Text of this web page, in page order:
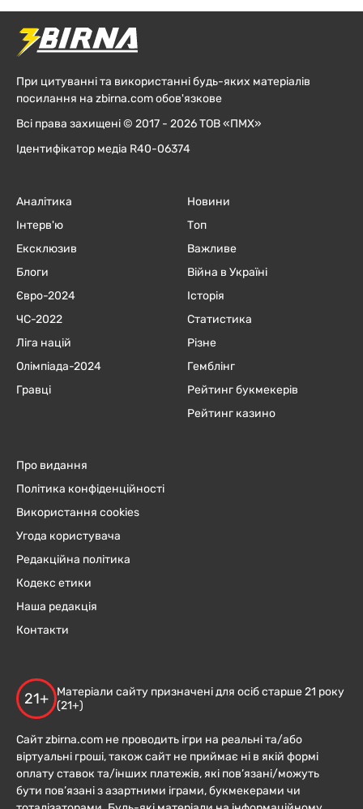
При цитуванні та використанні будь-яких матеріалів
посилання на zbirna.com обов'язкове
Всі права захищені © 2017 - 2026 ТОВ «ПМХ»
Ідентифікатор медіа R40-06374
Аналітика
Інтерв'ю
Ексклюзив
Блоги
Євро-2024
ЧC-2022
Ліга націй
Олімпіада-2024
Гравці
Новини
Топ
Важливе
Війна в Україні
Історія
Статистика
Різне
Гемблінг
Рейтинг букмекерів
Рейтинг казино
Про видання
Політика конфіденційності
Використання cookies
Угода користувача
Редакційна політика
Кодекс етики
Наша редакція
Контакти
21+
Матеріали сайту призначені для осіб старше 21 року
(21+)
Сайт zbirna.com не проводить ігри на реальні та/або
віртуальні гроші, також сайт не приймає ні в якій формі
оплату ставок та/інших платежів, які пов’язані/можуть
бути пов’язані з азартними іграми, букмекерами чи